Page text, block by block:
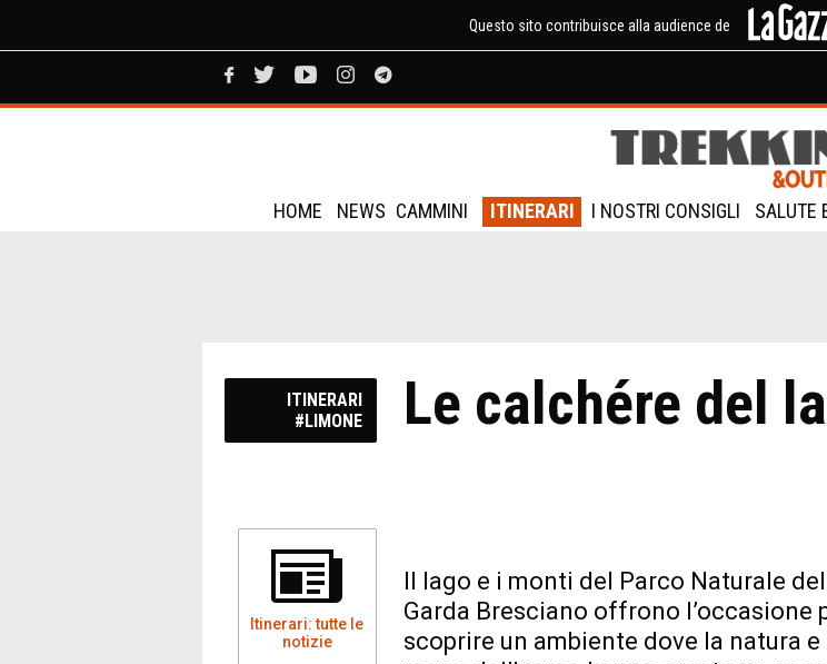
Questo sito contribuisce alla audience de
HOME NEWS CAMMINI ITINERARI I NOSTRI CONSIGLI SALUTE
ITINERARI
#LIMONE
Le calchére del
Itinerari: tutte le
notizie
Il lago e i monti del Parco Naturale
Garda Bresciano offrono l’occasione
scoprire un ambiente dove la natura e